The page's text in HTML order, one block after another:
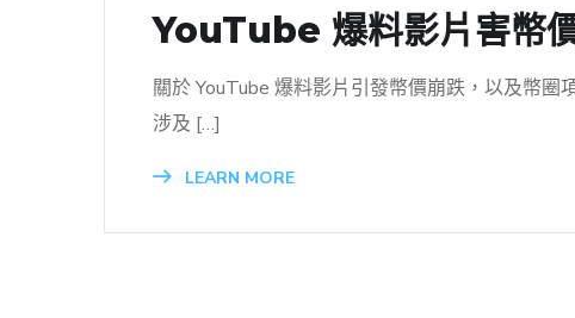
YouTube 爆料影片害幣
關於 YouTube 爆料影片引發幣價崩跌，以及幣
涉及 […]
LEARN MORE